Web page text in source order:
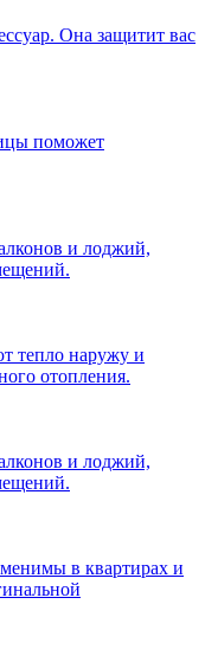
Она защитит вас
поможет
и лоджий,
тепло наружу и
отопления.
и лоджий,
в квартирах и